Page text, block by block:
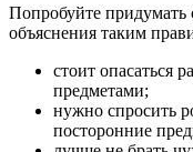
Попробуйте придумать
объяснения таким
стоит опасаться
предметами;
нужно спросить
посторонние